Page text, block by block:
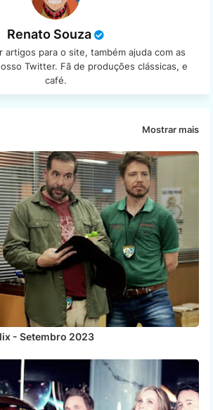
Renato Souza
artigos para o site, também ajuda com as
Twitter. Fã de produções clássicas, e
café.
Mostrar mais
- Setembro 2023